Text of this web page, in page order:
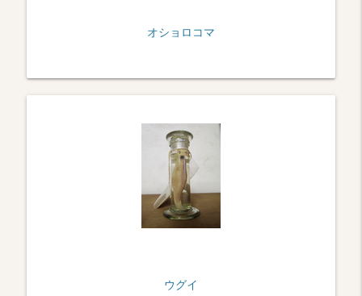
オショロコマ
ウグイ